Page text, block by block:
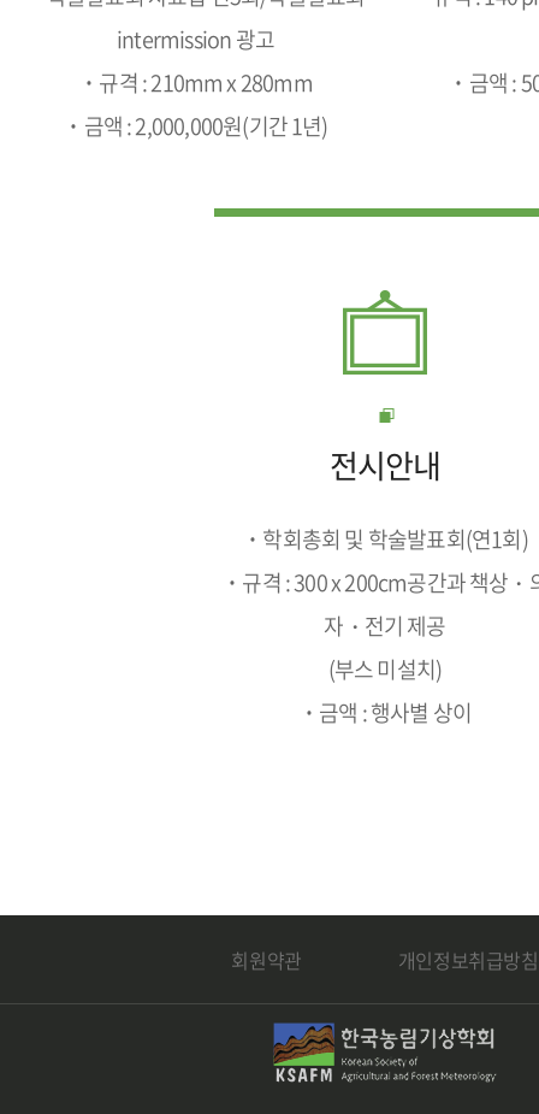
intermission 광고
˙규격 : 210mm x 280mm
˙금액 : 2,000,000원(기간 1년)
˙금액 :
전시안내
˙학회총회 및 학술발표회(연1회)
˙규격 : 300 x 200cm공간과 책상・
자・전기 제공
(부스 미설치)
˙금액 : 행사별 상이
회원약관 개인정보취급방침